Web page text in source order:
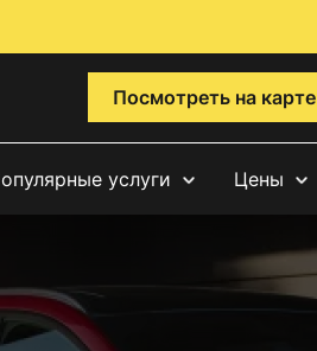
Посмотреть на карте
услуги Цены